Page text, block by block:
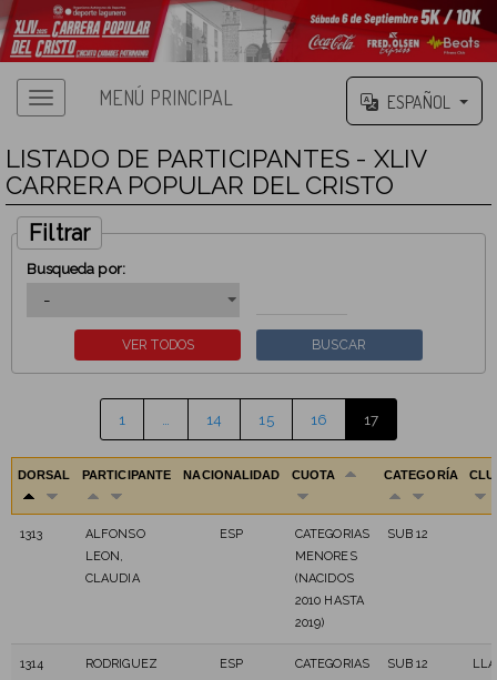
MENÚ PRINCIPAL ESPAÑOL
LISTADO DE PARTICIPANTES - XLIV
CARRERA POPULAR DEL CRISTO
Filtrar
Busqueda por:
1 14 15 16 17
DORSAL PARTICIPANTE NACIONALIDAD CUOTA CATEGORÍA
1313
ALFONSO
LEON,
CLAUDIA
ESP
CATEGORIAS
MENORES
(NACIDOS
2010 HASTA
2019)
SUB 12
1314
RODRIGUEZ
ESP
CATEGORIAS
SUB 12